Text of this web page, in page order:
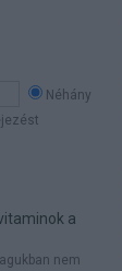
Néhány
a
nem